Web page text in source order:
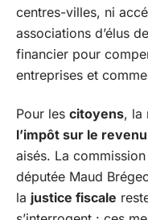
centres-villes, ni
associations d’élus
financier pour
entreprises et
Pour les citoyens, la
l’impôt sur le revenu
aisés. La
députée Maud
la justice fiscale